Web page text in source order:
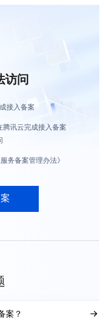
访问
接入备案
讯云完成接入备案
务备案管理办法》
案？